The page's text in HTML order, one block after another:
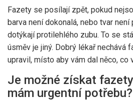
Fazety se posílají zpět, pokud
barva není dokonalá, nebo tvar
dotýkají protilehlého zubu. To se
úsměv je jiný. Dobrý lékař nechává
upravil, místo aby vám dal něco, co
Je možné získat
mám urgentní potřebu?